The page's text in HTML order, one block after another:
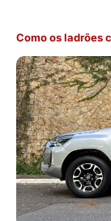
Como os ladrões